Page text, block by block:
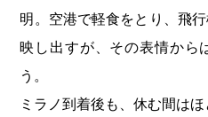
明。空港で軽食をとり、飛
映し出すが、その表情から
う。
ミラノ到着後も、休む間はほ